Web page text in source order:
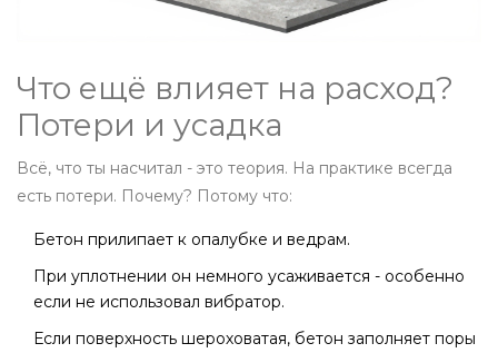
Что ещё влияет на расход?
Потери и усадка
Всё, что ты насчитал - это теория. На практике всегда
есть потери. Почему? Потому что:
Бетон прилипает к опалубке и ведрам.
При уплотнении он немного усаживается - особенно
если не использовал вибратор.
Если поверхность шероховатая, бетон заполняет поры